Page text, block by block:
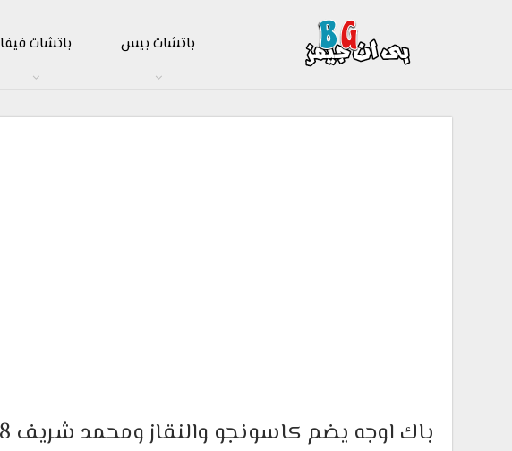
باتشات بيس باتشات فيفا
باك اوجه يضم كاسونجو والنقاز ومحمد شريف 2018 لبيس 6